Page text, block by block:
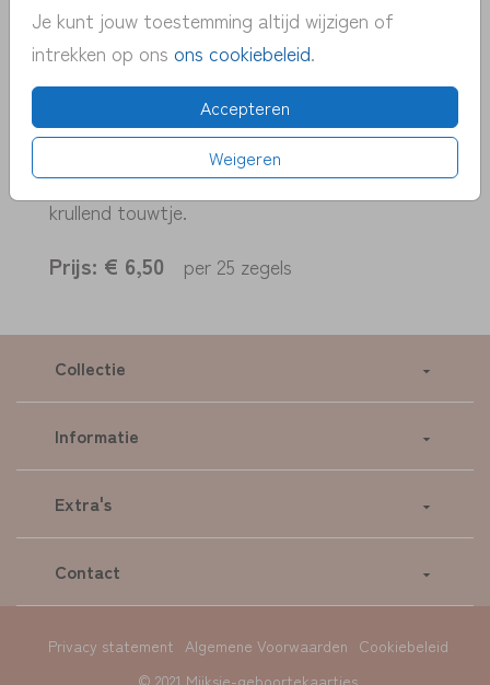
Je kunt jouw toestemming altijd wijzigen of
intrekken op ons ons cookiebeleid.
Accepteren
Weigeren
> proefdruk v.a. 1 euro
> pas eenvoudig zelf het kaartje aan
OMSCHRIJVING
Sluitzegel met vrolijk getekend roze hart en
krullend touwtje.
Prijs: € 6,50 per 25 zegels
Collectie
Informatie
Extra's
Contact
Privacy statement Algemene Voorwaarden Cookiebeleid